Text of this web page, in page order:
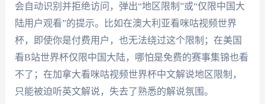
会自动识别并拒绝访问，弹出“地区限制”或“仅限中国大
陆用户观看”的提示。比如在澳大利亚看咪咕视频世界
杯，即使你是付费用户，也无法绕过这个限制；在美国
看B站世界杯仅限中国大陆，哪怕是免费的赛事集锦也看
不了；在加拿大看咪咕视频世界杯中文解说地区限制，
只能被迫听英文解说，失去了熟悉的解说氛围。